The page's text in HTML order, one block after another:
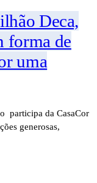
Deca,
forma de
uma
participa da CasaCor
generosas,